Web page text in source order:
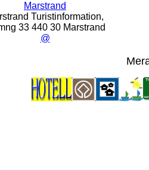
Marstrand
Turistinformation,
33 440 30 Marstrand
@